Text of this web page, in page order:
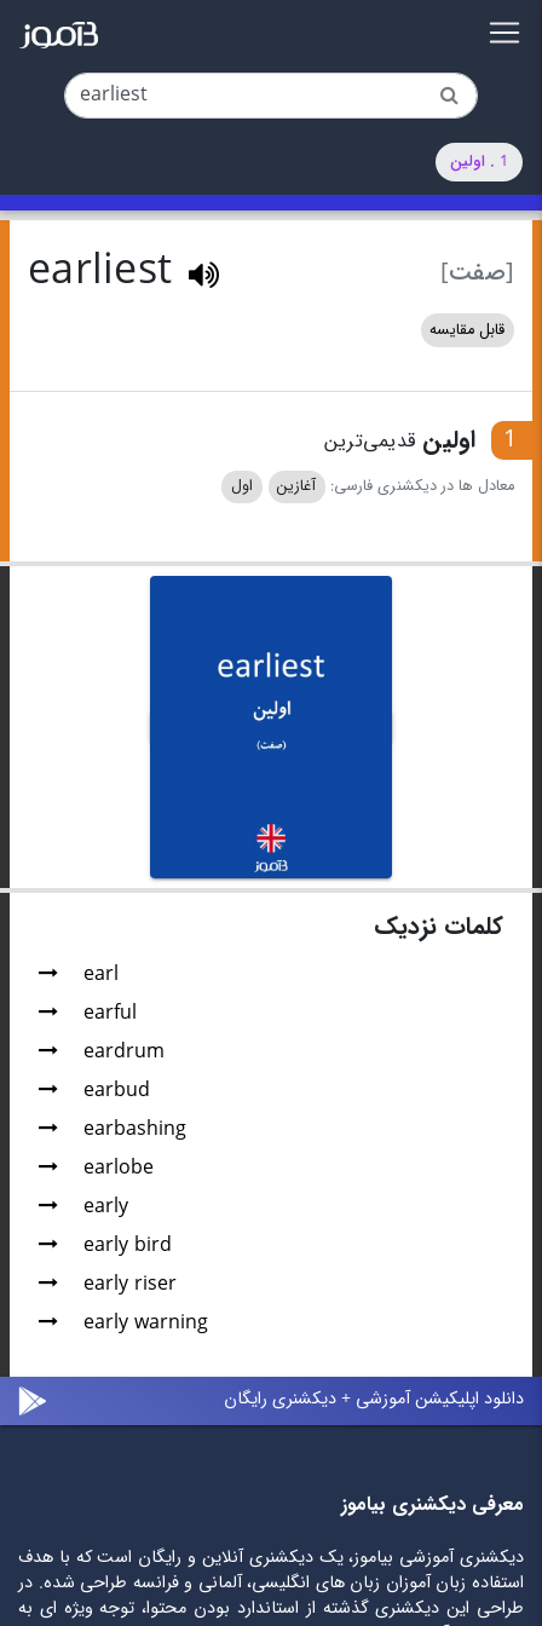
1 . اولین
[صفت] earliest
قابل مقایسه
1 اولین قدیمی‌ترین
معادل ها در دیکشنری فارسی: آغازین اول
کلمات نزدیک
earl
earful
eardrum
earbud
earbashing
earlobe
early
early bird
early riser
early warning
دانلود اپلیکیشن آموزشی + دیکشنری رایگان
معرفی دیکشنری بیاموز
دیکشنری آموزشی بیاموز، یک دیکشنری آنلاین و رایگان است که با هدف
استفاده زبان آموزان زبان های انگلیسی، آلمانی و فرانسه طراحی شده. در
طراحی این دیکشنری گذشته از استاندارد بودن محتوا، توجه ویژه ای به